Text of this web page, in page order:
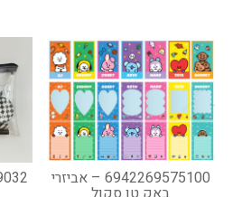
6942269575100 – אביזרי